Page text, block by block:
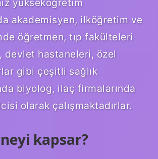
yükseköğretim
akademisyen, ilköğretim ve
öğretmen, tıp fakülteleri
devlet hastaneleri, özel
gibi çeşitli sağlık
biyolog, ilaç firmalarında
olarak çalışmaktadırlar.
kapsar?